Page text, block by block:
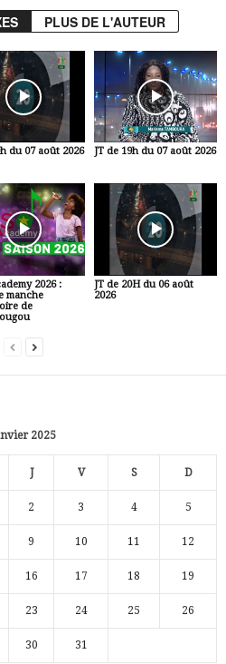
PLUS DE L'AUTEUR
du 07 août 2026 JT de 19h du 07 août 2026
2026 :
manche
de
JT de 20H du 06 août
2026
2025
J V S D
2 3 4 5
9 10 11 12
16 17 18 19
23 24 25 26
30 31